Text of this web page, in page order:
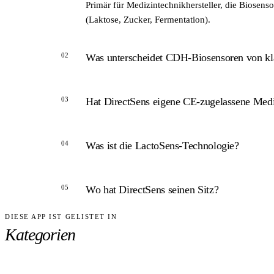
Primär für Medizintechnikhersteller, die
(Laktose, Zucker, Fermentation).
02 Was unterscheidet CDH-Biosensoren von
CDH-basierte Sensoren arbeiten via direktem
03 Hat DirectSens eigene CE-zugelassene
DirectSens agiert hauptsächlich als
04 Was ist die LactoSens-Technologie?
LactoSens ist ein Biosensor-Assay-Kit zur
05 Wo hat DirectSens seinen Sitz?
ANTWORT
DirectSens GmbH hat seinen Sitz in Wien,
DIESE APP IST GELISTET IN
Kategorien